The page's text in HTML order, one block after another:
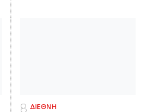
ΔΙΕΘΝΗ